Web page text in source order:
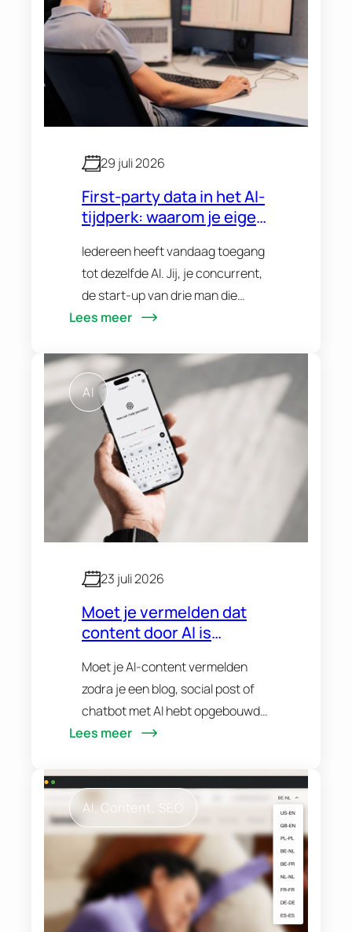
29 juli 2026
First-party data in het AI-
tijdperk: waarom je eigen
voorsprong wordt
Iedereen heeft vandaag toegang
tot dezelfde AI. Jij, je concurrent,
de start-up van drie man die
volgende week opstart. Dezelfde
slimme trucjes die je op LinkedIn
voorbij ziet…
Lees meer
AI
23 juli 2026
Moet je vermelden dat
content door AI is
transparantieregels
uitgelegd
Moet je AI-content vermelden
zodra je een blog, social post of
chatbot met AI hebt opgebouwd?
Die vraag krijgen we steeds vaker
genuanceerder dan een simpele
ja of…
Lees meer
AI, Content , SEO